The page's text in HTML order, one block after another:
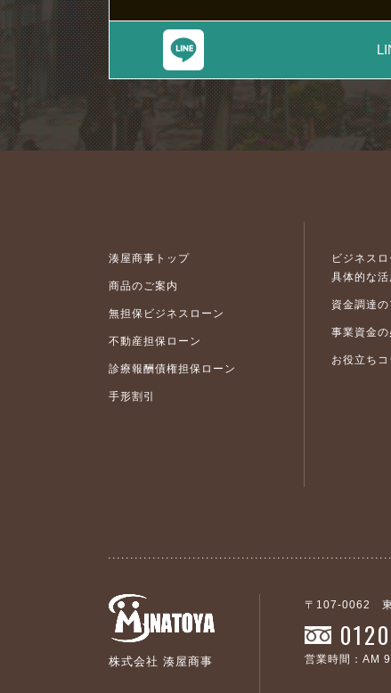
湊屋商事トップ
商品のご案内
無担保ビジネスローン
不動産担保ローン
診療報酬債権担保ローン
手形割引
ビジネス
具体的な活
資金調達
事業資金の
お役立ちコ
株式会社 湊屋商事
〒107-0062 東
営業時間：AM